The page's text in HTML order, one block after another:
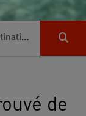
Rechercher un séjour, une activité, une destination...
de